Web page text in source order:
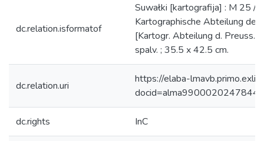
dc.relation.isformatof
Suwałki [kartografija] : M 25 /
Kartographische Abteilung der
[Kartogr. Abteilung d. Preuss.
spalv. ; 35.5 x 42.5 cm.
dc.relation.uri
https://elaba-
dc.rights InC